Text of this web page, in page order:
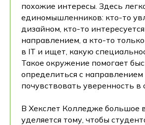
похожие интересы. Здесь
единомышленников: кто-то
дизайном, кто-то
направлением, а кто-то
в IT и ищет, какую
Такое окружение помогает
определиться с направлением
почувствовать уверенность в
В Хекслет Колледже большое
уделяется тому, чтобы